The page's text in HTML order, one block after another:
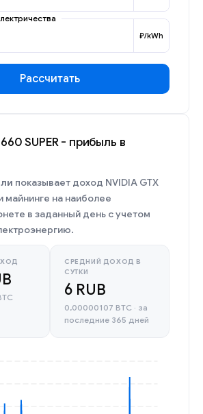
₽/kWh
Рассчитать
SUPER - прибыль в
показывает доход NVIDIA GTX
майнинге на наиболее
в заданный день с учетом
СРЕДНИЙ ДОХОД В
СУТКИ
6 RUB
0,00000107 BTC · за
последние 365 дней